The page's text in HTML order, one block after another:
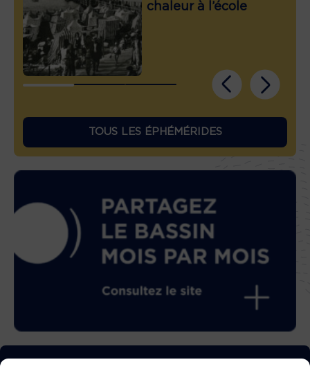
chaleur à l’école
TOUS LES ÉPHÉMÉRIDES